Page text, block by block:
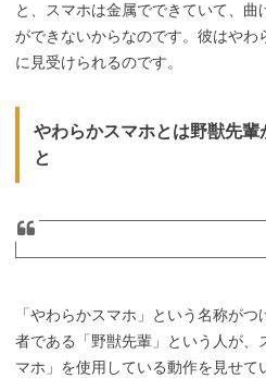
と、スマホは金属でできていて、曲
ができないからなのです。彼はやわ
に見受けられるのです。
やわらかスマホとは野獣先輩
と
「やわらかスマホ」という名称が
者である「野獣先輩」という人が、
マホ」を使用している動作を見せ